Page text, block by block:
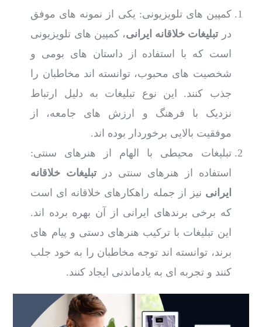
کمپین های تلویزیونی: یکی از نمونه های موفق
در تبلیغات خلاقانه ایرانی، کمپین های تلویزیونی
است که با استفاده از داستان های بومی و
شخصیت های محبوب، توانسته اند مخاطبان را
جذب کنند. این نوع تبلیغات به دلیل ارتباط
نزدیک با فرهنگ و ارزش های جامعه، از
موفقیت بالایی برخوردار بوده اند.
تبلیغات محیطی با الهام از هنرهای سنتی:
استفاده از هنرهای سنتی در تبلیغات خلاقانه
ایرانی نیز از جمله راهکارهای خلاقانه ای است
که برخی برندهای ایرانی از آن بهره برده اند.
این تبلیغات با ترکیب هنرهای دستی و پیام های
برند، توانسته اند توجه مخاطبان را به خود جلب
کنند و تجربه ای به یادماندنی ایجاد کنند.